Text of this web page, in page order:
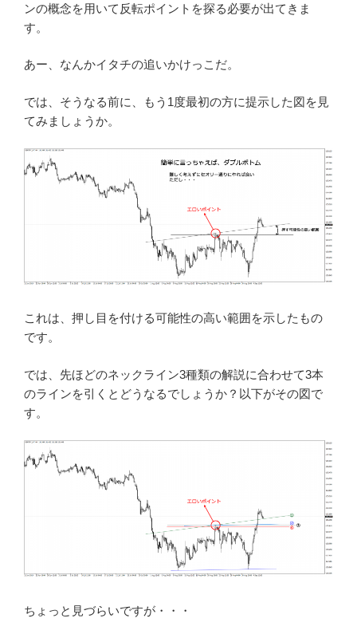
ンの概念を用いて反転ポイントを探る必要が出てきま
す。
あー、なんかイタチの追いかけっこだ。
では、そうなる前に、もう1度最初の方に提示した図を見
てみましょうか。
これは、押し目を付ける可能性の高い範囲を示したもの
です。
では、先ほどのネックライン3種類の解説に合わせて3本
のラインを引くとどうなるでしょうか？以下がその図で
す。
ちょっと見づらいですが・・・